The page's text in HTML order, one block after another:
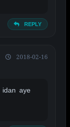
REPLY
2018-02-16
aye